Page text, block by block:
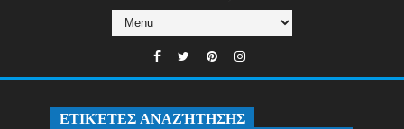
ΕΤΙΚΈΤΕΣ ΑΝΑΖΉΤΗΣΗΣ